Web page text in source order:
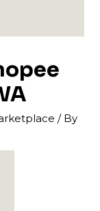
/ By